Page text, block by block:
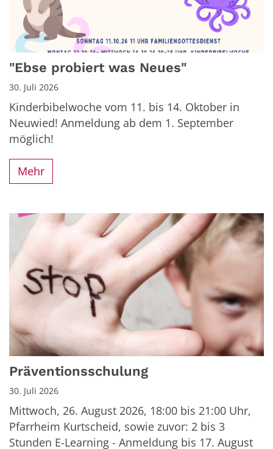
"Ebse probiert was Neues"
30. Juli 2026
Kinderbibelwoche vom 11. bis 14. Oktober in
Neuwied! Anmeldung ab dem 1. September
möglich!
Mehr
Präventionsschulung
30. Juli 2026
Mittwoch, 26. August 2026, 18:00 bis 21:00 Uhr,
Pfarrheim Kurtscheid, sowie zuvor: 2 bis 3
Stunden E-Learning - Anmeldung bis 17. August